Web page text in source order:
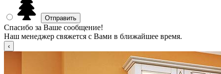
Спасибо за Ваше сообщение!
Наш менеджер свяжется с Вами в ближайшее время.